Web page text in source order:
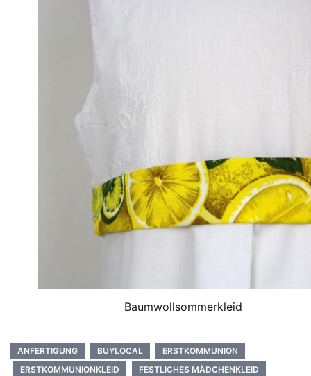
Baumwollsommerkleid
ANFERTIGUNG BUYLOCAL
ERSTKOMMUNION
ERSTKOMMUNIONKLEID
FESTLICHES MÄDCHENKLEID